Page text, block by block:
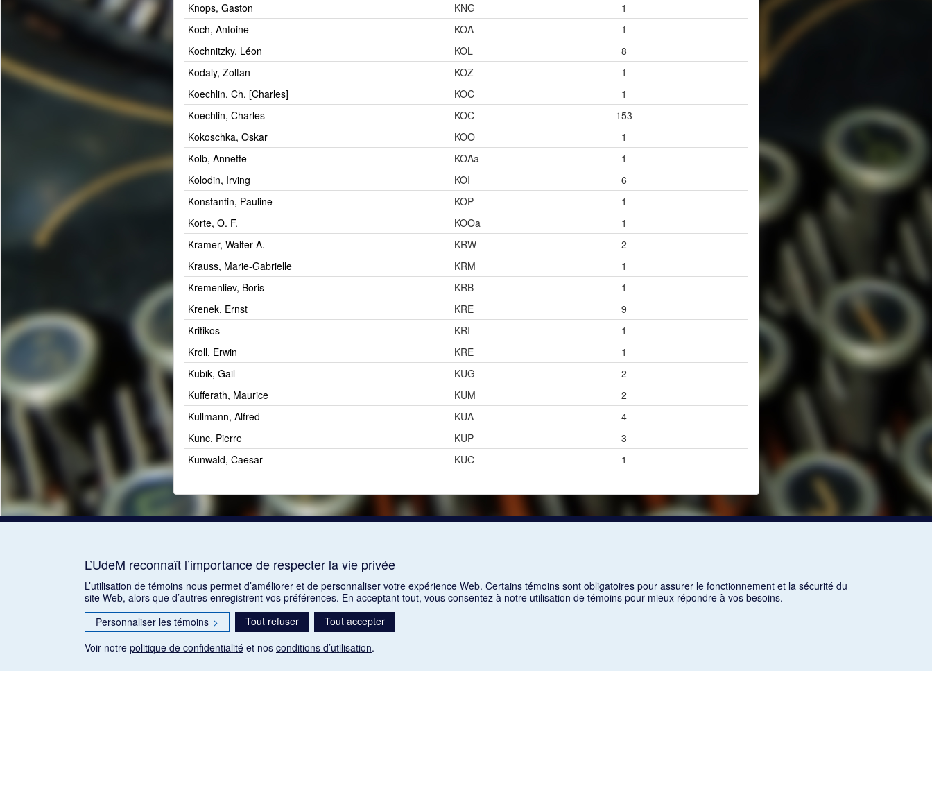
Knops, Gaston
KNG
1
Koch, Antoine
KOA
1
Kochnitzky, Léon
KOL
8
Kodaly, Zoltan
KOZ
1
Koechlin, Ch. [Charles]
KOC
1
Koechlin, Charles
KOC
153
Kokoschka, Oskar
KOO
1
Kolb, Annette
KOAa
1
Kolodin, Irving
KOI
6
Konstantin, Pauline
KOP
1
Korte, O. F.
KOOa
1
Kramer, Walter A.
KRW
2
Krauss, Marie-Gabrielle
KRM
1
Kremenliev, Boris
KRB
1
Krenek, Ernst
KRE
9
Kritikos
KRI
1
Kroll, Erwin
KRE
1
Kubik, Gail
KUG
2
Kufferath, Maurice
KUM
2
Kullmann, Alfred
KUA
4
Kunc, Pierre
KUP
3
Kunwald, Caesar
KUC 1
L’UdeM reconnaît l’importance de respecter la vie privée
L’utilisation de témoins nous permet d’améliorer et de personnaliser votre expérience Web. Certains témoins sont obligatoires pour assurer le fonctionnement et la sécurité du
site Web, alors que d’autres enregistrent vos préférences. En acceptant tout, vous consentez à notre utilisation de témoins pour mieux répondre à vos besoins.
Personnaliser les témoins > Tout refuser
Tout accepter
Voir notre politique de confidentialité et nos conditions d’utilisation.